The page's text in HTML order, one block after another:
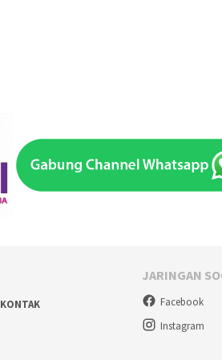
KONTAK
JARINGAN
Facebook
Instagram